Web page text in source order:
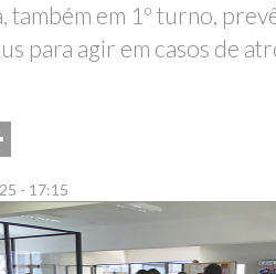
também em 1º turno,
para agir em casos de
- 17:15